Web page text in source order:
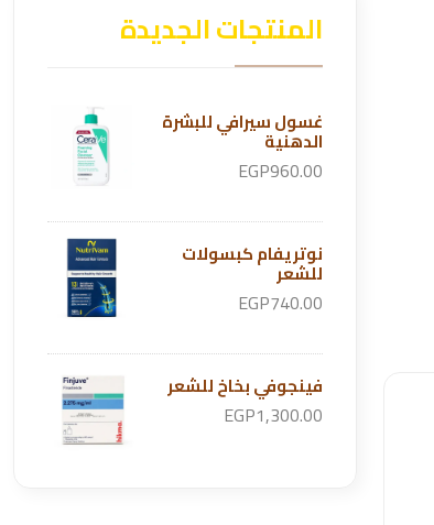
المنتجات الجديدة
غسول سيرافي للبشرة
الدهنية
EGP960.00
نوتريفام كبسولات
للشعر
EGP740.00
فينجوفي بخاخ للشعر
EGP1,300.00